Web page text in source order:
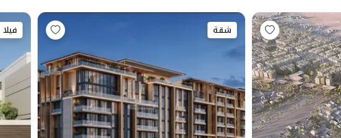
شقة فيلا